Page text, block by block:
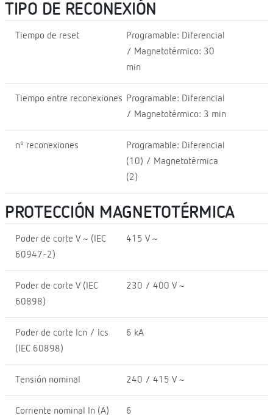
TIPO DE RECONEXIÓN
Tiempo de reset
Programable: Diferencial
/ Magnetotérmico: 30
min
Tiempo entre reconexiones Programable: Diferencial
/ Magnetotérmico: 3 min
nº reconexiones
Programable: Diferencial
(10) / Magnetotérmica
(2)
PROTECCIÓN MAGNETOTÉRMICA
Poder de corte V ~ (IEC
60947-2)
415 V ~
Poder de corte V (IEC
60898)
230 / 400 V ~
Poder de corte Icn / Ics
(IEC 60898)
6 kA
Tensión nominal 240 / 415 V ~
Corriente nominal In (A) 6